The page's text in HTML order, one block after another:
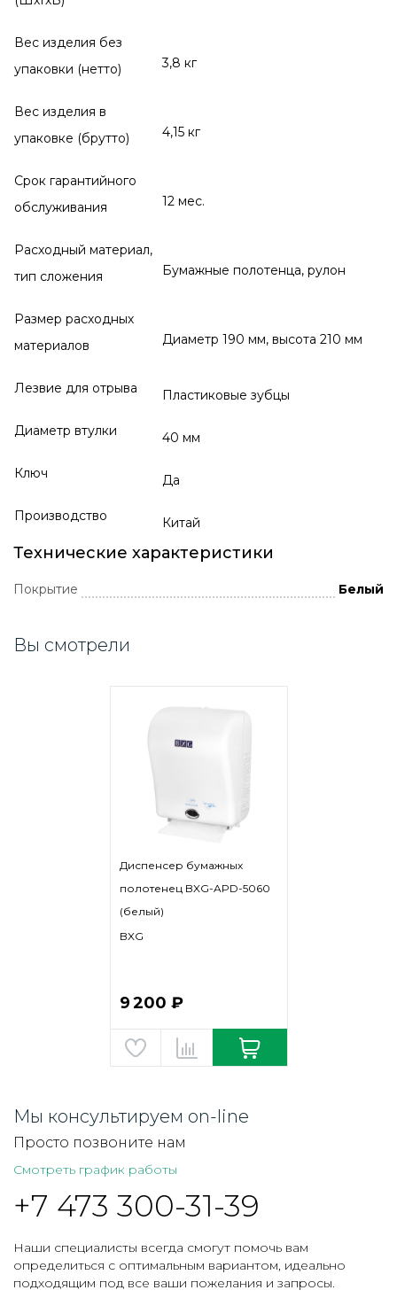
Вес изделия без
упаковки (нетто)
3,8 кг
Вес изделия в
упаковке (брутто)
4,15 кг
Срок гарантийного
обслуживания
12 мес.
Расходный материал,
тип сложения
Бумажные полотенца, рулон
Размер расходных
материалов
Диаметр 190 мм, высота 210 мм
Лезвие для отрыва Пластиковые зубцы
Диаметр втулки 40 мм
Ключ Да
Производство Китай
Технические характеристики
Покрытие Белый
Вы смотрели
Диспенсер бумажных
полотенец BXG-APD-5060
(белый)
BXG
9 200 ₽
Мы консультируем on-line
Просто позвоните нам
Смотреть график работы
+7 473 300-31-39
Наши специалисты всегда смогут помочь вам
определиться с оптимальным вариантом, идеально
подходящим под все ваши пожелания и запросы.